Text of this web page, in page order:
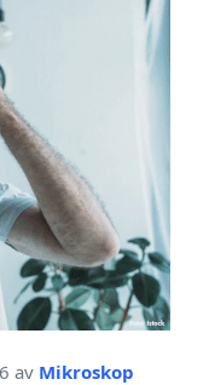
av Mikroskop